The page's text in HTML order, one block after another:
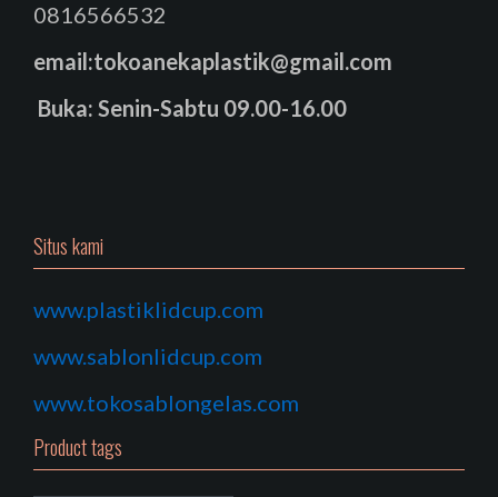
0816566532
email:tokoanekaplastik@gmail.com
Buka: Senin-Sabtu 09.00-16.00
Situs kami
www.plastiklidcup.com
www.sablonlidcup.com
www.tokosablongelas.com
Product tags